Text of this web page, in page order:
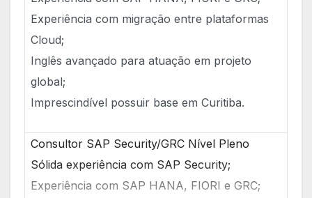
Experiência com migração entre plataformas
Cloud;
Inglês avançado para atuação em projeto
global;
Imprescindível possuir base em Curitiba.
Consultor SAP Security/GRC Nível Pleno
Sólida experiência com SAP Security;
Experiência com SAP HANA, FIORI e GRC;